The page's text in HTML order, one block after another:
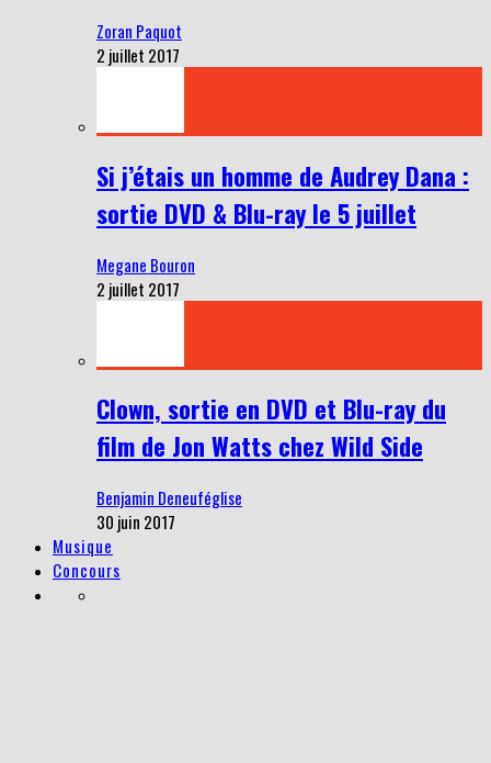
Zoran Paquot
2 juillet 2017
Si j’étais un homme de Audrey Dana :
sortie DVD & Blu-ray le 5 juillet
Megane Bouron
2 juillet 2017
Clown, sortie en DVD et Blu-ray du
film de Jon Watts chez Wild Side
Benjamin Deneuféglise
30 juin 2017
Musique
Concours